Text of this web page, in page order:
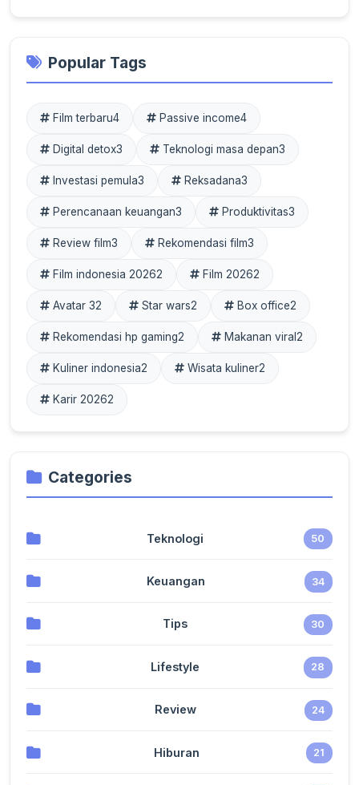
Popular Tags
Film terbaru4 Passive income4
Digital detox3 Teknologi masa depan3
Investasi pemula3 Reksadana3
Perencanaan keuangan3 Produktivitas3
Review film3 Rekomendasi film3
Film indonesia 20262 Film 20262
Avatar 32 Star wars2 Box office2
Rekomendasi hp gaming2 Makanan viral 2
Kuliner indonesia2 Wisata kuliner2
Karir 20262
Categories
Teknologi 50
Keuangan 34
Tips 30
Lifestyle 28
Review 24
Hiburan 21